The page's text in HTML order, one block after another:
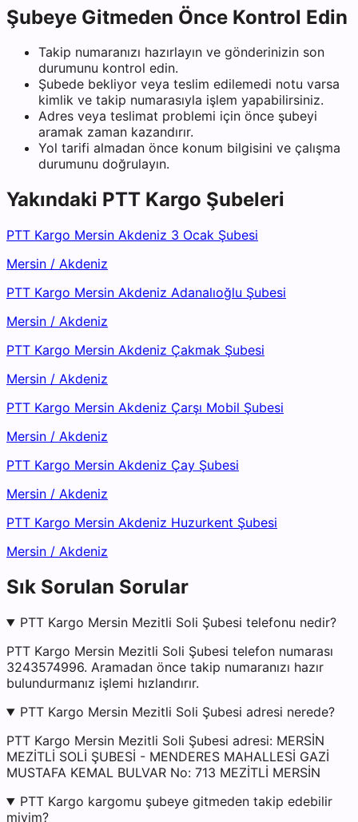
Şubeye Gitmeden Önce Kontrol Edin
Takip numaranızı hazırlayın ve gönderinizin son
durumunu kontrol edin.
Şubede bekliyor veya teslim edilemedi notu varsa
kimlik ve takip numarasıyla işlem yapabilirsiniz.
Adres veya teslimat problemi için önce şubeyi
aramak zaman kazandırır.
Yol tarifi almadan önce konum bilgisini ve çalışma
durumunu doğrulayın.
Yakındaki PTT Kargo Şubeleri
PTT Kargo Mersin Akdeniz 3 Ocak Şubesi
Mersin / Akdeniz
PTT Kargo Mersin Akdeniz Adanalıoğlu Şubesi
Mersin / Akdeniz
PTT Kargo Mersin Akdeniz Çakmak Şubesi
Mersin / Akdeniz
PTT Kargo Mersin Akdeniz Çarşı Mobil Şubesi
Mersin / Akdeniz
PTT Kargo Mersin Akdeniz Çay Şubesi
Mersin / Akdeniz
PTT Kargo Mersin Akdeniz Huzurkent Şubesi
Mersin / Akdeniz
Sık Sorulan Sorular
PTT Kargo Mersin Mezitli Soli Şubesi telefonu nedir?
PTT Kargo Mersin Mezitli Soli Şubesi telefon numarası
3243574996. Aramadan önce takip numaranızı hazır
bulundurmanız işlemi hızlandırır.
PTT Kargo Mersin Mezitli Soli Şubesi adresi nerede?
PTT Kargo Mersin Mezitli Soli Şubesi adresi: MERSİN
MEZİTLİ SOLİ ŞUBESİ - MENDERES MAHALLESİ GAZİ
MUSTAFA KEMAL BULVAR No: 713 MEZİTLİ MERSİN
PTT Kargo kargomu şubeye gitmeden takip edebilir
miyim?